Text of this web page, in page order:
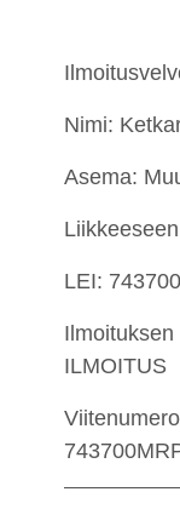
Nimi:
Asema:
LEI:
ILMOITUS